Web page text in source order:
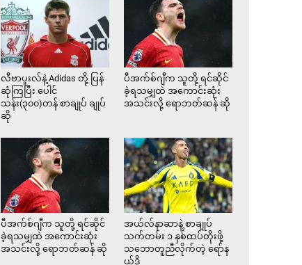
လီဗာပူးလ်နဲ့ Adidas တို့ ပြန်
ဆုံကြပြီး ပေါင်
သန်း(၃၀၀)တန် စာချုပ် ချုပ်
ဆို
ပီအက်စ်ဂျီက သူတို့ ရင်ဆိုင်
ခဲ့ရသမျှထဲ အကောင်းဆုံး
အသင်းလို့ ရောဘတ်ဆန် ဆို
ပီအက်စ်ဂျီက သူတို့ ရင်ဆိုင်
ခဲ့ရသမျှထဲ အကောင်းဆုံး
အသင်းလို့ ရောဘတ်ဆန် ဆို
အယ်လ်နာဆာနဲ့ စာချုပ်
သက်တမ်း ၁ နှစ်ထပ်တိုးဖို့
သဘောတူညီလိုက်တဲ့ ရော်န
ယ်ဒို